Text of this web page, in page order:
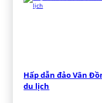
Hấp dẫn đảo Vân
du lịch